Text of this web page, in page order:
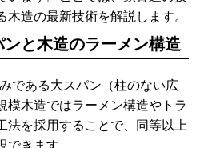
木造の最新技術を解説します。
ンと木造のラーメン構造
である大スパン（柱のない広
模木造ではラーメン構造やトラ
法を採用することで、同等以上